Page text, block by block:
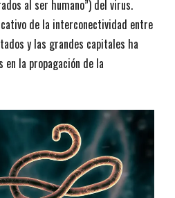
al ser humano”) del virus.
de la interconectividad entre
y las grandes capitales ha
en la propagación de la